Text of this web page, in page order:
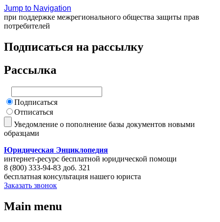
Jump to Navigation
при поддержке межрегионального общества защиты прав
потребителей
Подписаться на рассылку
Рассылка
Подписаться
Отписаться
Уведомление о пополнение базы документов новыми
образцами
Юридическая Энциклопедия
интернет-ресурс бесплатной юридической помощи
8 (800) 333-94-83 доб. 321
бесплатная консультация нашего юриста
Заказать звонок
Main menu